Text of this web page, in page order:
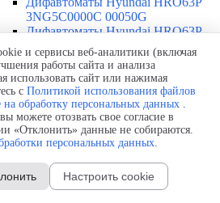
3NG5C0000C 00050G
Дифавтоматы Hyundai HRO63P
3NG5C0000C 00040G
Дифавтоматы Hyundai HRO63P
3NG5C0000C 00032G
Дифавтоматы Hyundai HRO63P
3NG5C0000C 00025G
Дифавтоматы Hyundai HRO63P
3NG5C0000C 00020G
Дифавтоматы Hyundai HRO63P
3NG5C0000C 00016G
Дифавтоматы Hyundai HRO63P
3NG5C0000C 00010G
и сервисы веб-аналитики (включая
работы сайта и анализа
использовать сайт или нажимая
с Политикой использования файлов
на обработку персональных данных .
можете отозвать свое согласие в
«Отклонить» данные не собираются.
персональных данных.
Настроить cookie